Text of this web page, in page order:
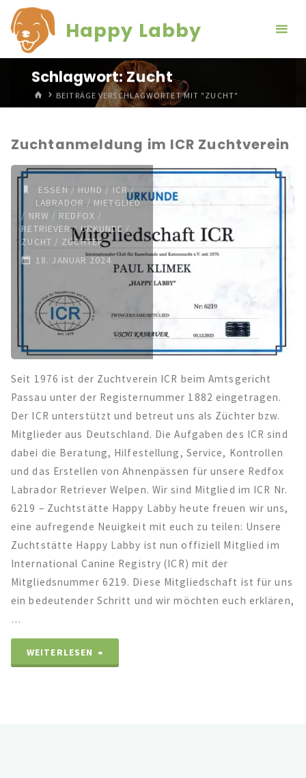
Zum
Inhalt
springen
Happy Labby
Schlagwort:Zucht
START
BEITRÄGE VERSCHLAGWORTET MIT "ZUCHT"
Zuchtanmeldung im ICR Zuchtverein
ESSEN / HUND / ICR/
LABRADOR / MIETGLIED
/ NRW / REDFOX /
RETRIEVER/ URKUNDE /
ZUCHT / ZÜCHTER
18. JANUAR 2024
Seit 1976 ist der Zuchtverein ICR beim Amtsgericht
Passau unter der Registernummer 1882 eingetragen.
Der ICR unterstützt und betreut uns als Züchter bzw.
Mitglieder aus Deutschland. Die Aufgaben des ICR sind
dabei die Beratung, Hilfestellung, Service, Kontrollen
und das Erstellen von Ahnenpässen für unsere Redfox
Labrador Retriever Welpen. Wir sind Mitglied im ICR Nr.
6219 – Zuchtstätte Happy Labby heute freuen wir uns,
eine aufregende Neuigkeit mit euch zu teilen: Unsere
Zuchtstätte Happy Labby ist nun offiziell Mitglied im
International Canine Registry (ICR) mit der
Mitgliedsnummer 6219. Diese Mitgliedschaft ist für uns
ein bedeutender Schritt und wir möchten euch erklären,
…
WEITERLESEN